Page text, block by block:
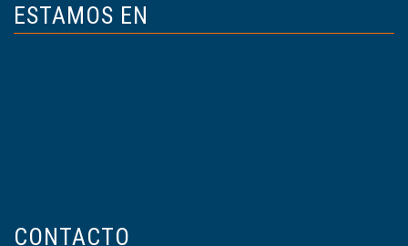
ESTAMOS EN
CONTACTO